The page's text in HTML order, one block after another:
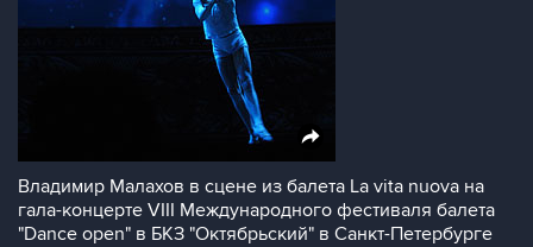
Владимир Малахов в сцене из балета La vita nuova на
гала-концерте VIII Международного фестиваля балета
"Dance open" в БКЗ "Октябрьский" в Санкт-Петербурге